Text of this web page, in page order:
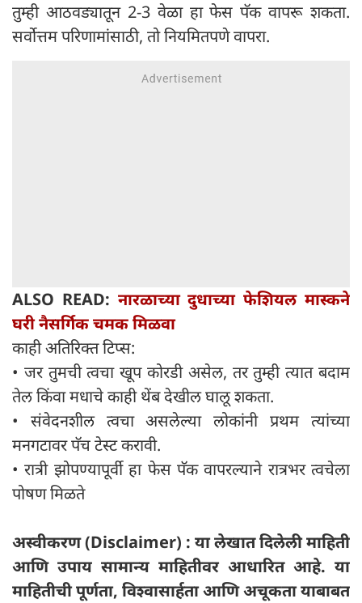
तुम्ही आठवड्यातून 2-3 वेळा हा फेस पॅक वापरू शकता.
सर्वोत्तम परिणामांसाठी, तो नियमितपणे वापरा.
ALSO READ: नारळाच्या दुधाच्या फेशियल मास्कने
घरी नैसर्गिक चमक मिळवा
काही अतिरिक्त टिप्स:
• जर तुमची त्वचा खूप कोरडी असेल, तर तुम्ही त्यात बदाम
तेल किंवा मधाचे काही थेंब देखील घालू शकता.
• संवेदनशील त्वचा असलेल्या लोकांनी प्रथम त्यांच्या
मनगटावर पॅच टेस्ट करावी.
• रात्री झोपण्यापूर्वी हा फेस पॅक वापरल्याने रात्रभर त्वचेला
पोषण मिळते
अस्वीकरण (Disclaimer) : या लेखात दिलेली माहिती
आणि उपाय सामान्य माहितीवर आधारित आहे. या
माहितीची पूर्णता, विश्वासार्हता आणि अचूकता याबाबत